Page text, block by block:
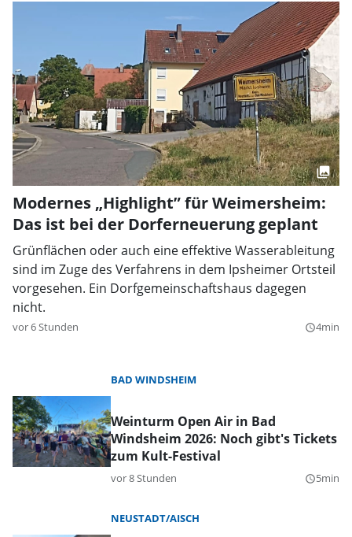
Modernes „Highlight” für Weimersheim:
Das ist bei der Dorferneuerung geplant
Grünflächen oder auch eine effektive Wasserableitung
sind im Zuge des Verfahrens in dem Ipsheimer Ortsteil
vorgesehen. Ein Dorfgemeinschaftshaus dagegen
nicht.
vor 6 Stunden query_builder4min
BAD WINDSHEIM
Weinturm Open Air in Bad
Windsheim 2026: Noch gibt's Tickets
zum Kult-Festival
vor 8 Stunden query_builder5min
NEUSTADT/AISCH